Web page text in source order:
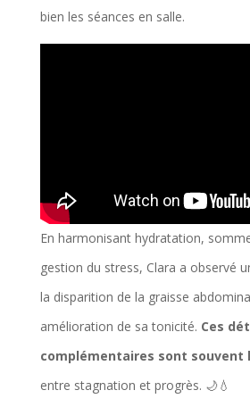
u
e
é
bien les séances en salle.
En harmonisant hydratation,
gestion du stress, Clara a observé
la disparition de la graisse
amélioration de sa tonicité. Ces
complémentaires sont
entre stagnation et progrès. 🌙💧